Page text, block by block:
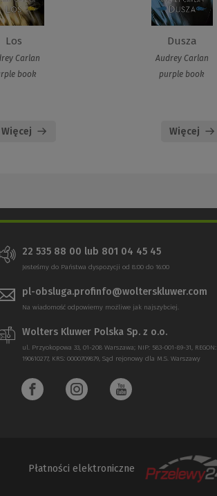
Los
Carlan
book
Więcej
Dusza
Audrey Carlan
purple book
Więcej
22 535 88 00 lub 801 04 45 45
Jesteśmy do Państwa dyspozycji od 8:00 do 16:00
pl-obsluga.profinfo@wolterskluwer.com
Na wiadomość odpowiemy możliwe jak najszybciej.
Wolters Kluwer Polska Sp. z o.o.
ul. Przyokopowa 33, 01-208 Warszawa; NIP: 583-001-89-31, REGON:
190610277, KRS: 0000709879, Sąd rejonowy dla M.S. Warszawy
Płatności elektroniczne
(Nowe
(Link